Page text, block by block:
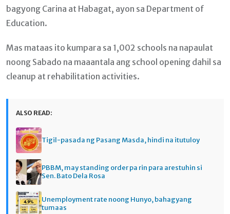
bagyong Carina at Habagat, ayon sa Department of
Education.
Mas mataas ito kumpara sa 1,002 schools na napaulat
noong Sabado na maaantala ang school opening dahil sa
cleanup at rehabilitation activities.
ALSO READ:
Tigil-pasada ng Pasang Masda, hindi na itutuloy
PBBM, may standing order pa rin para arestuhin si
Sen. Bato Dela Rosa
Unemployment rate noong Hunyo, bahagyang
tumaas